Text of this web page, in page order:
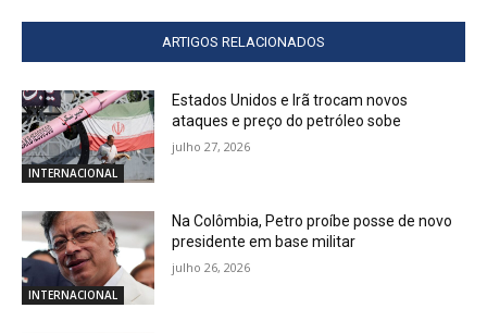
ARTIGOS RELACIONADOS
INTERNACIONAL
Estados Unidos e Irã trocam novos
ataques e preço do petróleo sobe
julho 27, 2026
INTERNACIONAL
Na Colômbia, Petro proíbe posse de novo
presidente em base militar
julho 26, 2026